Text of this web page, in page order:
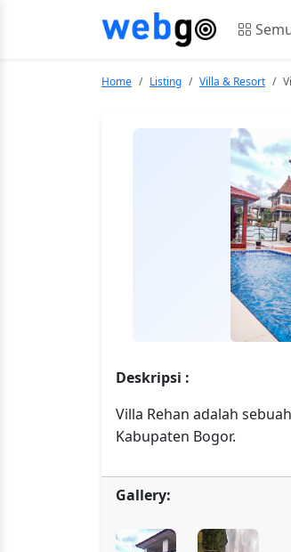
Home Listing Villa & Resort
Deskripsi :
Villa Rehan adalah
Kabupaten Bogor.
Gallery: